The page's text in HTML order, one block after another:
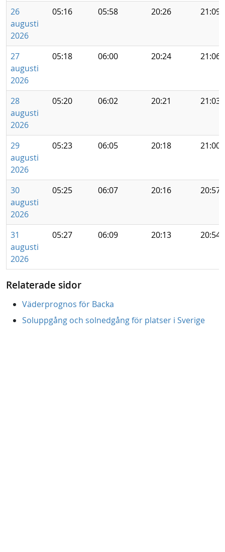
26
augusti
2026
05:16 05:58 20:26 21:09
27
augusti
2026
05:18 06:00 20:24 21:06
28
augusti
2026
05:20 06:02 20:21 21:03
29
augusti
2026
05:23 06:05 20:18 21:00
30
augusti
2026
05:25 06:07 20:16 20:57
31
augusti
2026
05:27 06:09 20:13 20:54
Relaterade sidor
Väderprognos för Backa
Soluppgång och solnedgång för platser i Sverige